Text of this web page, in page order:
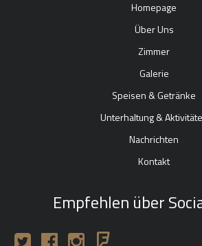
Homepage
Über Uns
Zimmer
Galerie
Speisen & Getränke
Unterhaltung &
Nachrichten
Kontakt
Empfehlen über